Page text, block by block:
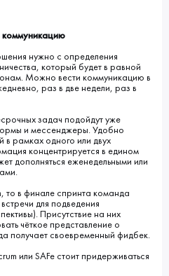
коммуникацию
нужно с определения
который будет в равной
Можно вести коммуникацию в
раз в две недели, раз в
задач подойдут уже
и мессенджеры. Удобно
в рамках одного или двух
концентрируется в едином
дополняться еженедельными или
то в финале спринта команда
для подведения
Присутствие на них
чёткое представление о
получает своевременный фидбек.
или SAFe стоит придерживаться